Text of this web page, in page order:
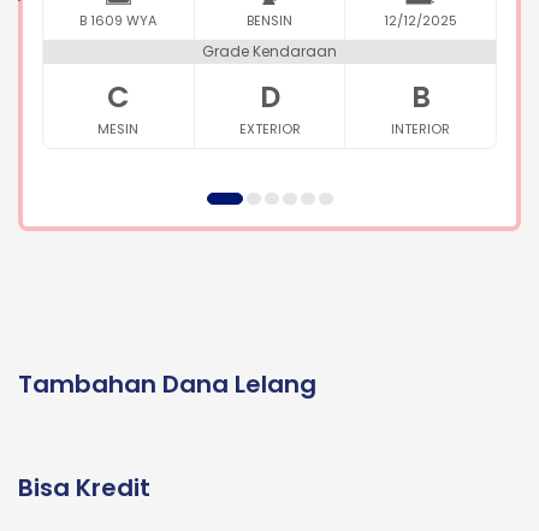
B 1609 WYA BENSIN 12/12/2025
Grade Kendaraan
C
MESIN
D
EXTERIOR
B
INTERIOR
Tambahan Dana Lelang
Bisa Kredit